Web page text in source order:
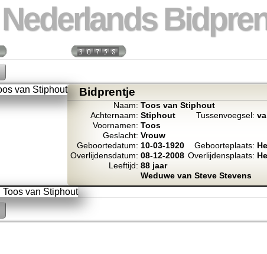
Nederlands
Bidprentje
Naam: Toos van Stiphout
Achternaam: Stiphout Tussenvoegsel:
Voornamen: Toos
Geslacht: Vrouw
Geboortedatum: 10-03-1920 Geboorteplaats:
Overlijdensdatum: 08-12-2008 Overlijdensplaats:
Leeftijd: 88 jaar
Weduwe van Steve Stevens